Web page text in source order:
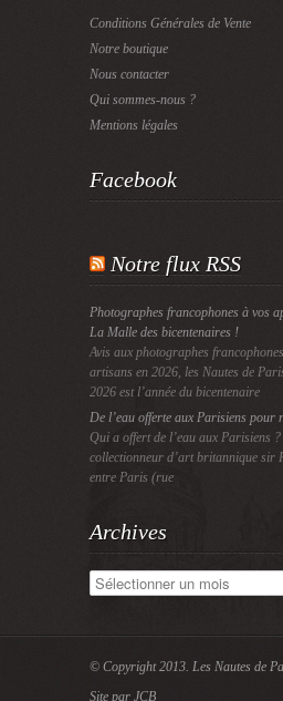
Conditions Générales de Vente
Notre boutique
Nous contacter
Qui sommes-nous ?
Mentions légales
Facebook
Notre flux RSS
Photographes francophones à vos
La Malle des bicentenaires !
Avis aux photographes
artisans en 2026, les Nautes de
2026 est l’année du bicentenaire
De l’eau offerte aux Parisiens pour
Qui a offert de l’eau aux Parisiens
collectionneur d’art britannique sir
entre Paris (rue
Archives
Archives
© Copyright 2013. Les Nautes de
Site par JCB